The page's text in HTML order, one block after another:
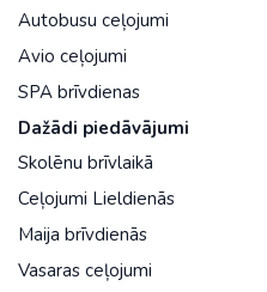
Autobusu ceļojumi
Avio ceļojumi
SPA brīvdienas
Dažādi piedāvājumi
Skolēnu brīvlaikā
Ceļojumi Lieldienās
Maija brīvdienās
Vasaras ceļojumi